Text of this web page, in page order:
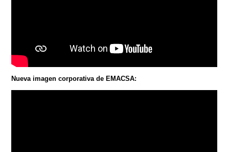
Nueva imagen corporativa de EMACSA: